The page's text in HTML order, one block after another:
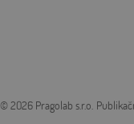
© 2026 Pragolab s.r.o.